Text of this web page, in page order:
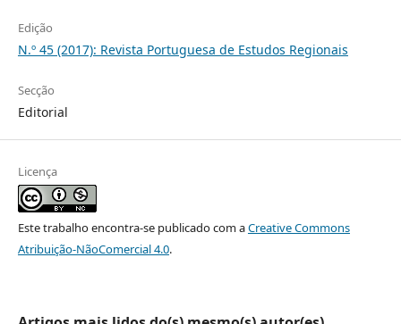
Edição
N.º 45 (2017): Revista Portuguesa de Estudos Regionais
Secção
Editorial
Licença
Este trabalho encontra-se publicado com aCreative Commons
Atribuição-NãoComercial 4.0.